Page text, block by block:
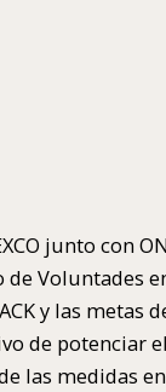
junto con
Voluntades
y las metas
de potenciar
las medidas